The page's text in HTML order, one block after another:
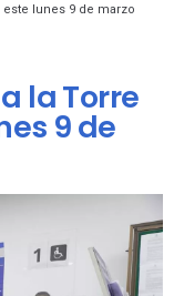
este lunes 9 de marzo
la Torre
9 de